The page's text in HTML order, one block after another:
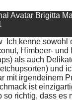
Brigitta
Ich kenne sowohl
Himbeer-
als auch
und
mit irgendeinem
ist
so richtig, dass es